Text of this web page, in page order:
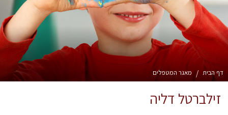
דף הבית / מאגר המטפלים
זילברטל דליה